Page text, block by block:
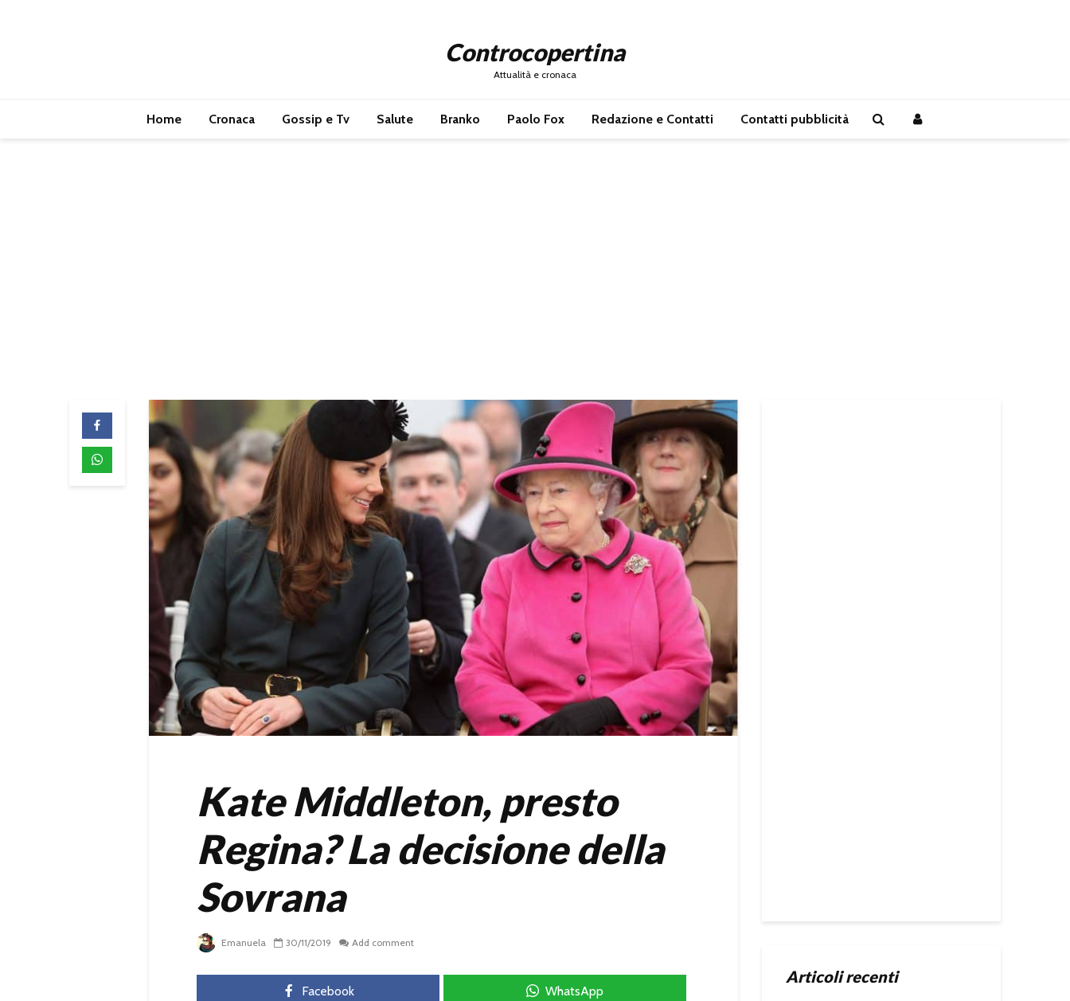
Controcopertina
Attualità e cronaca
Home Cronaca Gossip e Tv Salute Branko Paolo Fox Redazione e Contatti Contatti pubblicità
Kate Middleton, presto
Regina? La decisione della
Sovrana
Emanuela 30/11/2019 Add comment
Facebook WhatsApp
Articoli recenti